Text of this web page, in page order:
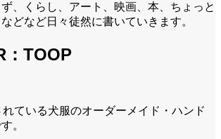
、くらし、アート、映画、本、ちょっと
どなど日々徒然に書いていきます。
：TOOP
ている犬服のオーダーメイド・ハンド
。